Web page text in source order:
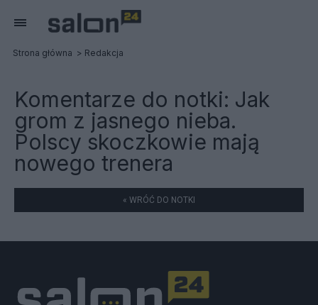
Strona główna Redakcja
Komentarze do notki: Jak
grom z jasnego nieba.
Polscy skoczkowie mają
nowego trenera
« WRÓĆ DO NOTKI